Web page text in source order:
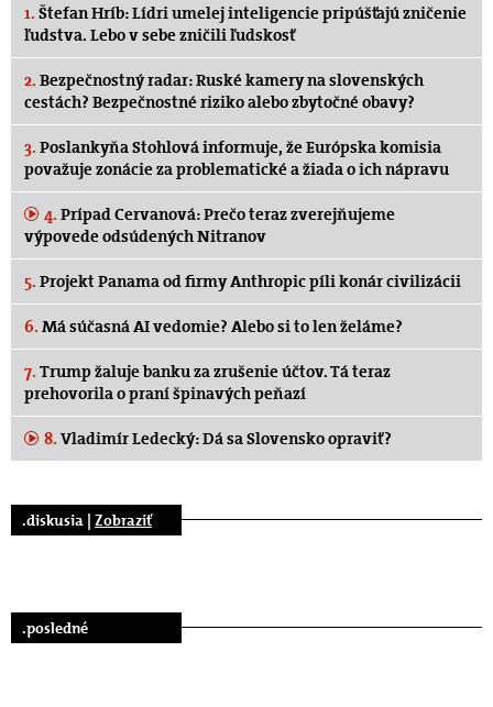
1. Štefan Hríb: Lídri umelej inteligencie pripúšťajú zničenie
ľudstva. Lebo v sebe zničili ľudskosť
2. Bezpečnostný radar: Ruské kamery na slovenských
cestách? Bezpečnostné riziko alebo zbytočné obavy?
3. Poslankyňa Stohlová informuje, že Európska komisia
považuje zonácie za problematické a žiada o ich nápravu
4. Prípad Cervanová: Prečo teraz zverejňujeme
výpovede odsúdených Nitranov
5. Projekt Panama od firmy Anthropic píli konár civilizácii
6. Má súčasná AI vedomie? Alebo si to len želáme?
7. Trump žaluje banku za zrušenie účtov. Tá teraz
prehovorila o praní špinavých peňazí
8. Vladimír Ledecký: Dá sa Slovensko opraviť?
.diskusia | Zobraziť
.posledné